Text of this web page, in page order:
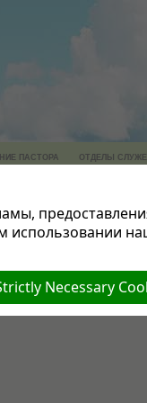
ПАСТОРА ОТДЕЛЫ
Necessary